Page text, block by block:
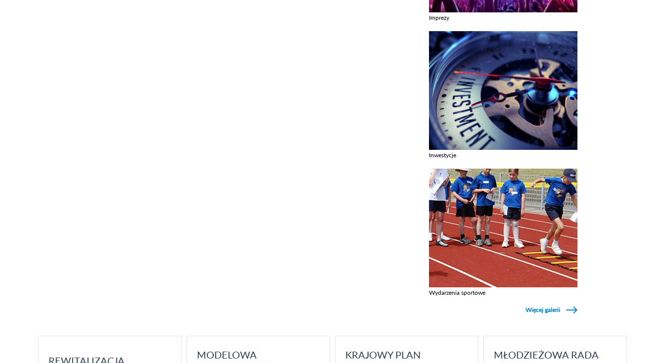
Imprezy
Inwestycje
Wydarzenia sportowe
Więcej galerii
REWITALIZACJA
MODELOWA
KRAJOWY PLAN
MŁODZIEŻOWA RADA